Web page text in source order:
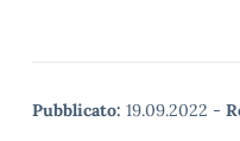
Pubblicato: 19.09.2022 -